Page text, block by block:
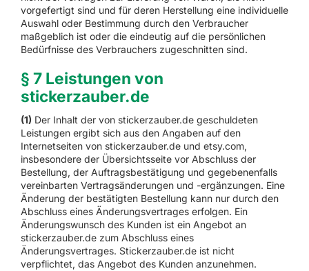
vorgefertigt sind und für deren Herstellung eine individuelle
Auswahl oder Bestimmung durch den Verbraucher
maßgeblich ist oder die eindeutig auf die persönlichen
Bedürfnisse des Verbrauchers zugeschnitten sind.
§ 7 Leistungen von
stickerzauber.de
(1) Der Inhalt der von stickerzauber.de geschuldeten
Leistungen ergibt sich aus den Angaben auf den
Internetseiten von stickerzauber.de und etsy.com,
insbesondere der Übersichtsseite vor Abschluss der
Bestellung, der Auftragsbestätigung und gegebenenfalls
vereinbarten Vertragsänderungen und -ergänzungen. Eine
Änderung der bestätigten Bestellung kann nur durch den
Abschluss eines Änderungsvertrages erfolgen. Ein
Änderungswunsch des Kunden ist ein Angebot an
stickerzauber.de zum Abschluss eines
Änderungsvertrages. Stickerzauber.de ist nicht
verpflichtet, das Angebot des Kunden anzunehmen.